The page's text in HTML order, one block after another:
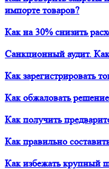
импорте товаров?
Как на 30% снизить
Санкционный аудит.
Как зарегистрировать
Как обжаловать
Как получить
Как правильно
Как избежать крупный